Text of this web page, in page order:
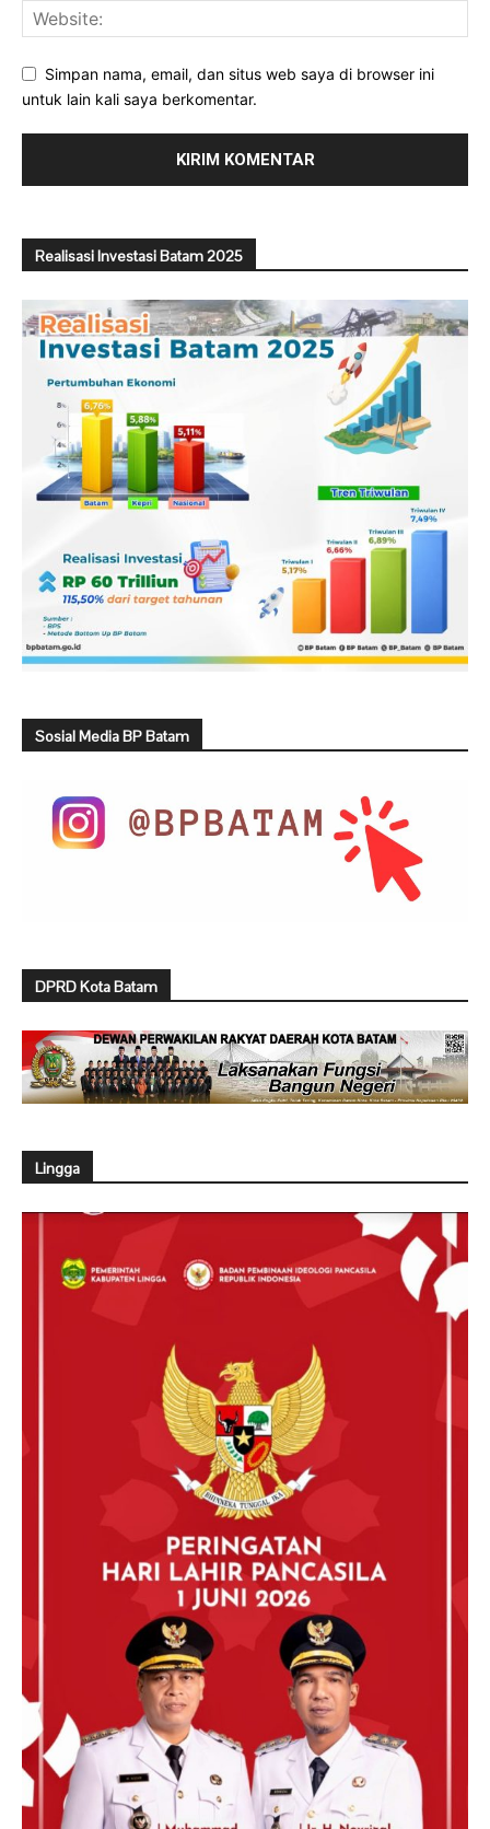
Simpan nama, email, dan situs web saya di browser ini
untuk lain kali saya berkomentar.
Realisasi Investasi Batam 2025
Sosial Media BP Batam
DPRD Kota Batam
Lingga